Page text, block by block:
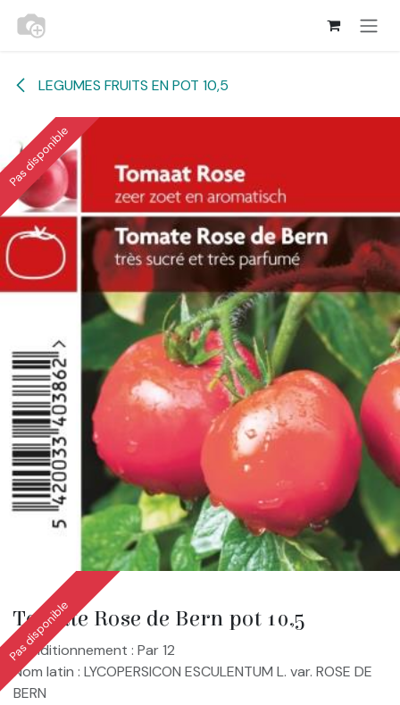
Se rendre au contenu
LEGUMES FRUITS EN POT 10,5
Pas disponible
Tomate Rose de Bern pot 10,5
Pas disponible
Conditionnement : Par 12
Nom latin : LYCOPERSICON ESCULENTUM L. var. ROSE DE
BERN